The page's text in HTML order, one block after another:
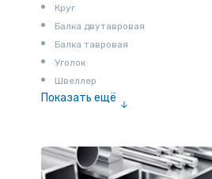
Круг
Балка двутавровая
Балка тавровая
Уголок
Швеллер
Показать ещё
Катанка
Шестигранник